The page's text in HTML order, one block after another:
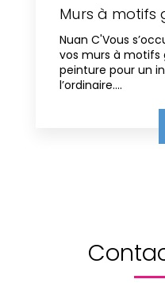
Murs à motifs
Nuan C'Vous
vos murs à motifs
peinture pour un
l’ordinaire....